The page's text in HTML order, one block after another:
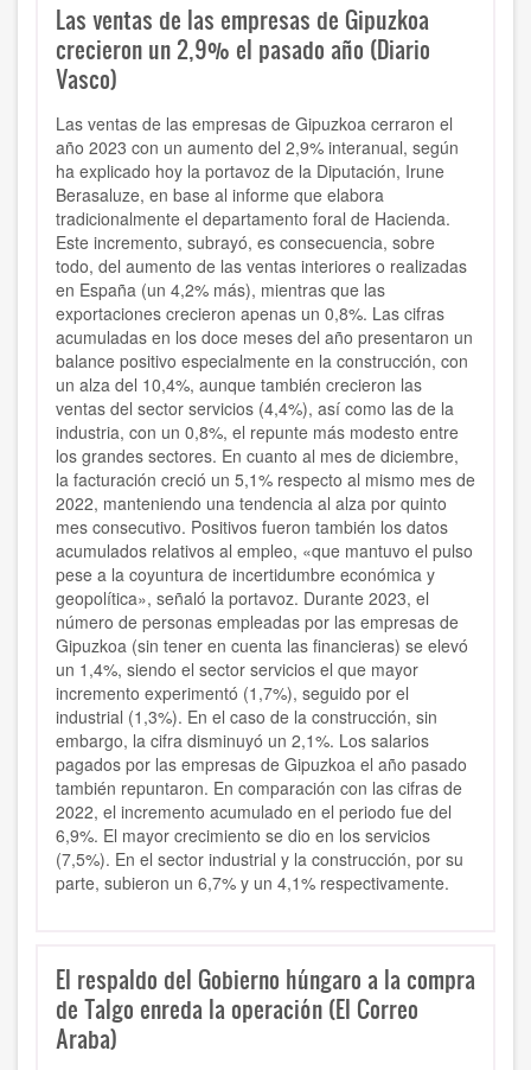
Las ventas de las empresas de Gipuzkoa
crecieron un 2,9% el pasado año (Diario
Vasco)
Las ventas de las empresas de Gipuzkoa cerraron el
año 2023 con un aumento del 2,9% interanual, según
ha explicado hoy la portavoz de la Diputación, Irune
Berasaluze, en base al informe que elabora
tradicionalmente el departamento foral de Hacienda.
Este incremento, subrayó, es consecuencia, sobre
todo, del aumento de las ventas interiores o realizadas
en España (un 4,2% más), mientras que las
exportaciones crecieron apenas un 0,8%. Las cifras
acumuladas en los doce meses del año presentaron un
balance positivo especialmente en la construcción, con
un alza del 10,4%, aunque también crecieron las
ventas del sector servicios (4,4%), así como las de la
industria, con un 0,8%, el repunte más modesto entre
los grandes sectores. En cuanto al mes de diciembre,
la facturación creció un 5,1% respecto al mismo mes de
2022, manteniendo una tendencia al alza por quinto
mes consecutivo. Positivos fueron también los datos
acumulados relativos al empleo, «que mantuvo el pulso
pese a la coyuntura de incertidumbre económica y
geopolítica», señaló la portavoz. Durante 2023, el
número de personas empleadas por las empresas de
Gipuzkoa (sin tener en cuenta las financieras) se elevó
un 1,4%, siendo el sector servicios el que mayor
incremento experimentó (1,7%), seguido por el
industrial (1,3%). En el caso de la construcción, sin
embargo, la cifra disminuyó un 2,1%. Los salarios
pagados por las empresas de Gipuzkoa el año pasado
también repuntaron. En comparación con las cifras de
2022, el incremento acumulado en el periodo fue del
6,9%. El mayor crecimiento se dio en los servicios
(7,5%). En el sector industrial y la construcción, por su
parte, subieron un 6,7% y un 4,1% respectivamente.
El respaldo del Gobierno húngaro a la compra
de Talgo enreda la operación (El Correo
Araba)